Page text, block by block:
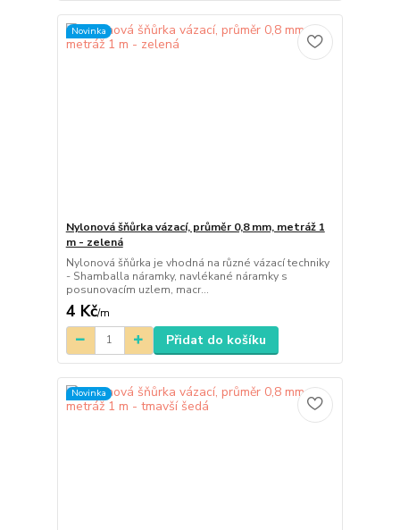
Novinka
Nylonová šňůrka vázací, průměr 0,8 mm, metráž 1
m - zelená
Nylonová šňůrka je vhodná na různé vázací techniky
- Shamballa náramky, navlékané náramky s
posunovacím uzlem, macr...
4 Kč/m
Přidat do košíku
Novinka